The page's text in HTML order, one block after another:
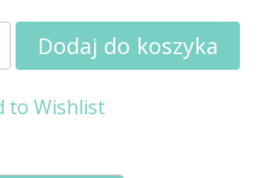
Dodaj do koszyka
to Wishlist